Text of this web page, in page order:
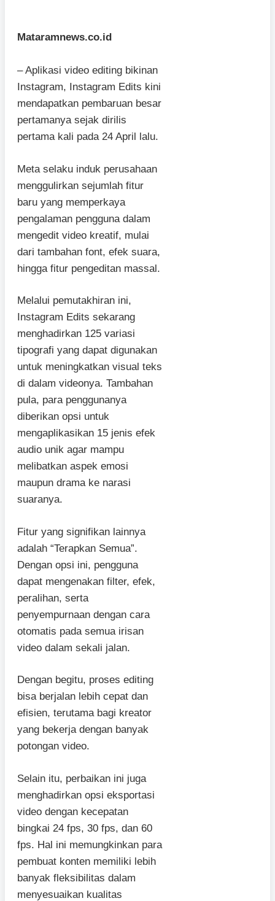
Mataramnews.co.id
– Aplikasi video editing bikinan
Instagram, Instagram Edits kini
mendapatkan pembaruan besar
pertamanya sejak dirilis
pertama kali pada 24 April lalu.
Meta selaku induk perusahaan
menggulirkan sejumlah fitur
baru yang memperkaya
pengalaman pengguna dalam
mengedit video kreatif, mulai
dari tambahan font, efek suara,
hingga fitur pengeditan massal.
Melalui pemutakhiran ini,
Instagram Edits sekarang
menghadirkan 125 variasi
tipografi yang dapat digunakan
untuk meningkatkan visual teks
di dalam videonya. Tambahan
pula, para penggunanya
diberikan opsi untuk
mengaplikasikan 15 jenis efek
audio unik agar mampu
melibatkan aspek emosi
maupun drama ke narasi
suaranya.
Fitur yang signifikan lainnya
adalah “Terapkan Semua”.
Dengan opsi ini, pengguna
dapat mengenakan filter, efek,
peralihan, serta
penyempurnaan dengan cara
otomatis pada semua irisan
video dalam sekali jalan.
Dengan begitu, proses editing
bisa berjalan lebih cepat dan
efisien, terutama bagi kreator
yang bekerja dengan banyak
potongan video.
Selain itu, perbaikan ini juga
menghadirkan opsi eksportasi
video dengan kecepatan
bingkai 24 fps, 30 fps, dan 60
fps. Hal ini memungkinkan para
pembuat konten memiliki lebih
banyak fleksibilitas dalam
menyesuaikan kualitas